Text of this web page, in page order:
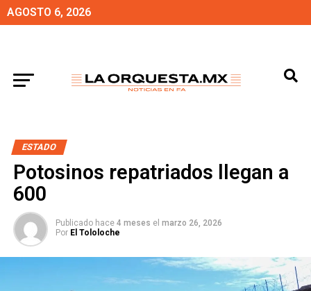
AGOSTO 6, 2026
ESTADO
Potosinos repatriados llegan a
600
Publicado hace 4 meses el marzo 26, 2026
Por El Tololoche